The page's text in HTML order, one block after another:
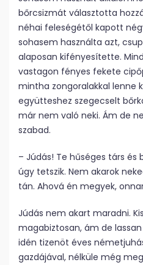
bőrcsizmát választotta
néhai feleségétől kapott
sohasem használta azt,
alaposan kifényesítette.
vastagon fényes fekete
mintha zongoralakkal lenne
együtteshez szegecselt
már nem való neki. Ám de
szabad.
– Júdás! Te hűséges társ és
úgy tetszik. Nem akarok
tán. Ahová én megyek,
Júdás nem akart maradni.
magabiztosan, ám de
idén tizenöt éves
gazdájával, nélküle még